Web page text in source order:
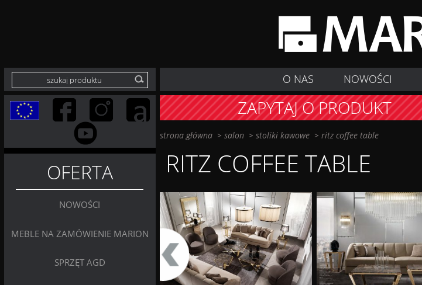
O NAS NOWOŚCI
OFERTA
NOWOŚCI
MEBLE NA ZAMÓWIENIE MARION
SPRZĘT AGD
ZAPYTAJ O PRODUKT
strona główna> salon> stoliki kawowe> ritz coffee table
RITZ COFFEE TABLE